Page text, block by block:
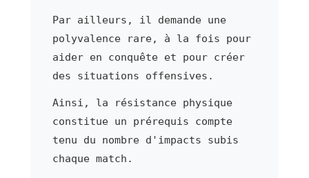
Par ailleurs, il demande une
polyvalence rare, à la fois pour
aider en conquête et pour créer
des situations offensives.
Ainsi, la résistance physique
constitue un prérequis compte
tenu du nombre d'impacts subis
chaque match.